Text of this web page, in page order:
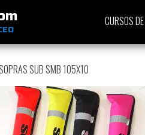
CURSOS
SUB SMB 105X10